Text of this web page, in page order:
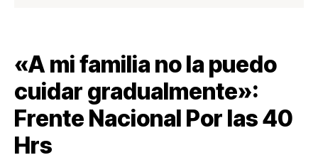
«A mi familia no la puedo
cuidar gradualmente»:
Frente Nacional Por las 40
Hrs